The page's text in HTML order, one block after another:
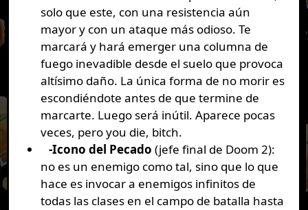
solo que este, con una resistencia aún
mayor y con un ataque más odioso. Te
marcará y hará emerger una columna de
fuego inevadible desde el suelo que provoca
altísimo daño. La única forma de no morir es
escondiéndote antes de que termine de
marcarte. Luego será inútil. Aparece pocas
veces, pero you die, bitch.
-Icono del Pecado (jefe final de Doom 2):
no es un enemigo como tal, sino que lo que
hace es invocar a enemigos infinitos de
todas las clases en el campo de batalla hasta